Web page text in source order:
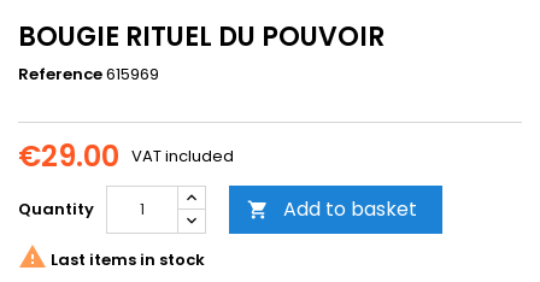
BOUGIE RITUEL DU POUVOIR
Reference615969
€29.00 VAT included
Quantity  Add to basket
 Last items in stock